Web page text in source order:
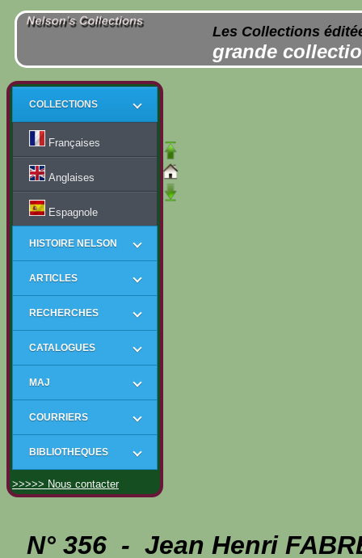
Les Collections
grande
COLLECTIONS
Françaises
Anglaises
Espagnole
HISTOIRE NELSON
ARTICLES
RECHERCHES
CATALOGUES
MAJ
COURRIERS
BIBLIOTHEQUES
>>>>> Nous contacter
N° 356 - Jean Henri